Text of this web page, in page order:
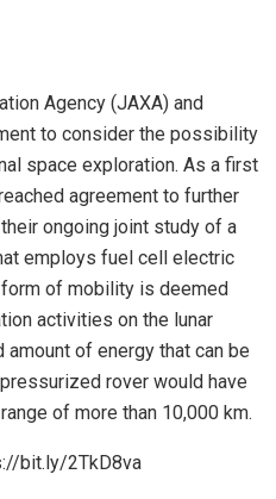
Agency (JAXA) and
to consider the possibility
space exploration. As a first
agreement to further
ongoing joint study of a
employs fuel cell electric
of mobility is deemed
activities on the lunar
of energy that can be
rover would have
of more than 10,000 km.
bit.ly/2TkD8va